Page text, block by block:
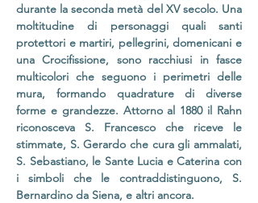
durante la seconda metà del XV secolo. Una
moltitudine di personaggi quali santi
protettori e martiri, pellegrini, domenicani e
una Crocifissione, sono racchiusi in fasce
multicolori che seguono i perimetri delle
mura, formando quadrature di diverse
forme e grandezze. Attorno al 1880 il Rahn
riconosceva S. Francesco che riceve le
stimmate, S. Gerardo che cura gli ammalati,
S. Sebastiano, le Sante Lucia e Caterina con
i simboli che le contraddistinguono, S.
Bernardino da Siena, e altri ancora.